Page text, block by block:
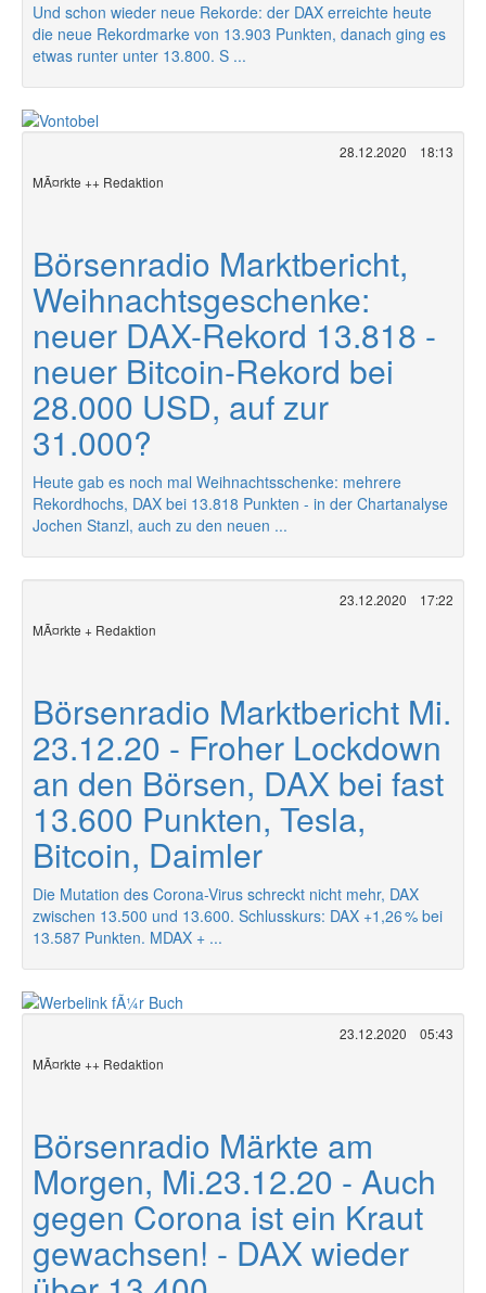
Und schon wieder neue Rekorde: der DAX erreichte heute
die neue Rekordmarke von 13.903 Punkten, danach ging es
etwas runter unter 13.800. S ...
28.12.2020
18:13
MÃ¤rkte ++ Redaktion
Börsenradio Marktbericht,
Weihnachtsgeschenke:
neuer DAX-Rekord 13.818 -
neuer Bitcoin-Rekord bei
28.000 USD, auf zur
31.000?
Heute gab es noch mal Weihnachtsschenke: mehrere
Rekordhochs, DAX bei 13.818 Punkten - in der Chartanalyse
Jochen Stanzl, auch zu den neuen ...
23.12.2020
17:22
MÃ¤rkte + Redaktion
Börsenradio Marktbericht Mi.
23.12.20 - Froher Lockdown
an den Börsen, DAX bei fast
13.600 Punkten, Tesla,
Bitcoin, Daimler
Die Mutation des Corona-Virus schreckt nicht mehr, DAX
zwischen 13.500 und 13.600. Schlusskurs: DAX +1,26 % bei
13.587 Punkten. MDAX + ...
23.12.2020
05:43
MÃ¤rkte ++ Redaktion
Börsenradio Märkte am
Morgen, Mi.23.12.20 - Auch
gegen Corona ist ein Kraut
gewachsen! - DAX wieder